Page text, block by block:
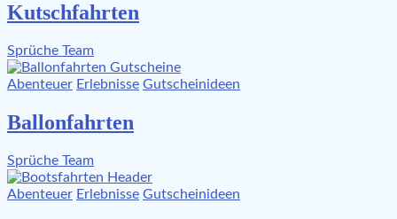
Kutschfahrten
Sprüche Team
Abenteuer Erlebnisse Gutscheinideen
Ballonfahrten
Sprüche Team
Abenteuer Erlebnisse Gutscheinideen